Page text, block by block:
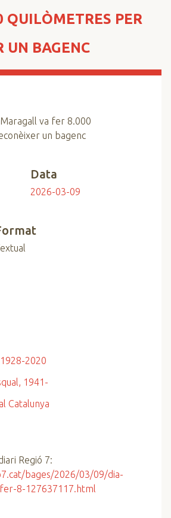
QUILÒMETRES PER
UN BAGENC
Maragall va fer 8.000
un bagenc
Data
2026-03-09
2020
1941-
Catalunya
Regió 7:
bages/2026/03/09/dia-
8-127637117.html